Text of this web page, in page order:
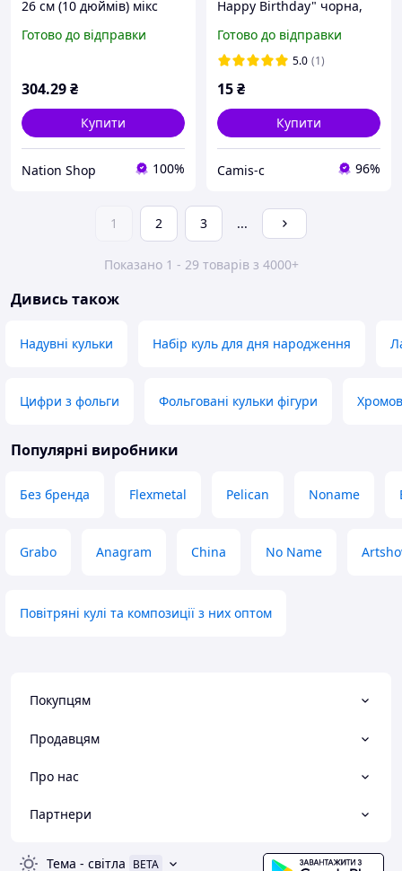
26 см (10 дюймів) мікс
професійні латексні кулі
Готово до відправки
304.29₴
Купити
Nation Shop 100%
Happy Birthday" чорна,
Готово до відправки
5.0 (1)
15₴
Купити
Camis-c 96%
1 2 3 ...
Показано 1 - 29 товарів з 4000+
Дивись також
Надувні кульки Набір куль для дня народження
Цифри з фольги Фольговані кульки фігури
Популярні виробники
Без бренда Flexmetal Pelican Noname
Grabo Anagram China No Name
Повітряні кулі та композиції з них оптом
Покупцям
Продавцям
Про нас
Партнери
Тема - світла BETA